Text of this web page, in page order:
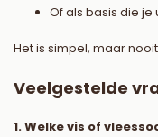
Of als basis die
Het is simpel, maar
Veelgestelde
1. Welke vis of